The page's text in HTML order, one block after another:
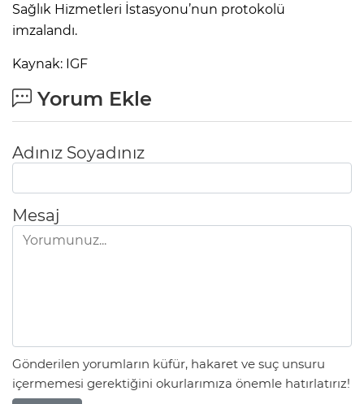
Sağlık Hizmetleri İstasyonu’nun protokolü
imzalandı.
Kaynak: IGF
Yorum Ekle
Adınız Soyadınız
Mesaj
Gönderilen yorumların küfür, hakaret ve suç unsuru
içermemesi gerektiğini okurlarımıza önemle hatırlatırız!